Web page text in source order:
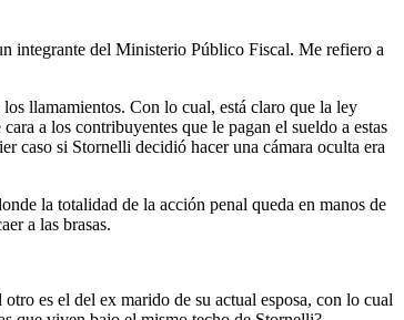
integrante del Ministerio Público Fiscal. Me refiero a
llamamientos. Con lo cual, está claro que la ley
a los contribuyentes que le pagan el sueldo a estas
caso si Stornelli decidió hacer una cámara oculta era
la totalidad de la acción penal queda en manos de
a las brasas.
es el del ex marido de su actual esposa, con lo cual